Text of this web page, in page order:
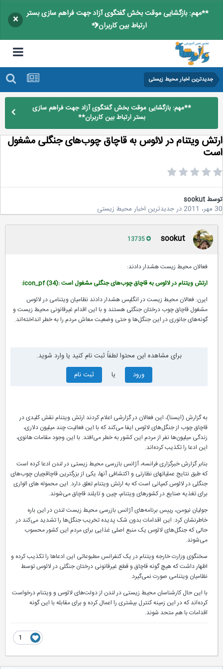
**مهم: بازگشایی موقت بخش گفتگوی آزاد جهت فراهم سازی بستر
ارتباط بین کاربران**
×
جدیدترین اخبار محیط زیستی
**مهم: بازگشایی موقت بخش گفتگوی آزاد جهت فراهم سازی
بستر ارتباط بین کاربران**
ویتنام در لائوس به قاچاق‌ چوب‌های جنگلی مشغول
sookut
درجدیدترین اخبار محیط زیستی
sookut
فعالان محيط زيست هشدار دادند:
ارتش ویتنام در لائوس به قاچاق‌ چوب‌های جنگلی مشغول است :icon_pf (34):
ایرن: فعالان محیط زیست در انگلیس هشدار دادند نظامیان ویتنامی در لائوس
مشغول قاچاق چوب درختان جنگلی هستند و با این اقدام غیرقانونی محیط زیست و
گونه‌های جانوری در این جنگل‌ها و حتی وضعیت معاش مردم را به خطر انداخته‌اند.
برای مشاهده این محتوا لطفاً ثبت نام کنید یا وارد شوید.
ورود
ثبت نام
به گزارش (ایسنا)، این فعالان در گزارشی اعلام کردند ارتش ویتنام نقش کلیدی در
قاچاق چوب از جنگل‌های لائوس ایفا می‌کند که با این فعالیت چند میلیون دلاری،
زندگی میلیون‌ها نفر از مردم این کشور به خطر می‌افتد. با این وجود مقامات هانوی،
این ادعا را تکذیب کرده‌اند.
بنابر گزارش خبرگزاری فرانسه، آژانس بازرسی محیط زیستی در لندن ادعا کرده است
که طبق نتایج عملیاتهای نظارتی و اکتشافی آنها، یکی از بزرگترین قاچاقچیان چوب‌های
جنگلی در لائوس کمپانی است که به ارتش ویتنام تعلق دارد. این محموله های الواری
برای تغذیه صنایع در کشورهای ویتنام، چین و تایلند قاچاق می‌شوند.
جولیان نیومن، رییس برنامه‌های آژانس بازرسی محیط زیست لندن در این باره
خاطرنشان کرد: این اقدامات بدون شک پدیده تخریب جنگل‌ها را تشدید می‌کند در
حالی که جنگل‌های لائوس یک منبع اصلی غذایی برای مردم این کشور محسوب
می‌شوند.
سخنگوی وزارت خارجه ویتنام در یک کنفرانس مطبوعاتی این ادعاها را تکذیب کرده و
اظهار داشت که هیچ گونه قاچاق و قطع غیرقانونی درختان جنگلی در لائوس توسط
نظامیان ویتنامی صورت نمی‌گیرد.
با این حال کارشناسان محیط زیستی در لندن از دولت‌های لائوس و ویتنام درخواست
کرده‌اند که در این زمینه کنترل بیشتری را اعمال کرده و برای مقابله با این گونه‌
اقدامات با هم متحد شوند.